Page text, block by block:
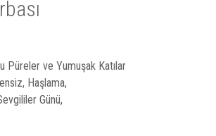
Püreler ve Yumuşak Katılar
, Haşlama,
Günü,